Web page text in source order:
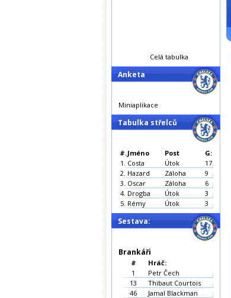
Celá tabulka
Anketa
Miniaplikace
Tabulka střelců
#.Jméno Post
G:
1. Costa Útok
17
2. Hazard Záloha
9
3. Oscar Záloha
6
4. Drogba Útok
3
5. Rémy Útok 3
Sestava:
Brankáři
#
Hráč:
1
Petr Čech
13
Thibaut Courtois
46
Jamal Blackman